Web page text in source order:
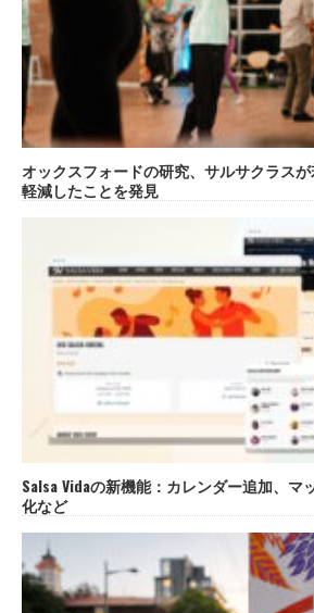
オックスフォードの研究、サルサクラス
軽減したことを発見
Salsa Vidaの新機能：カレンダー追加、マ
化など